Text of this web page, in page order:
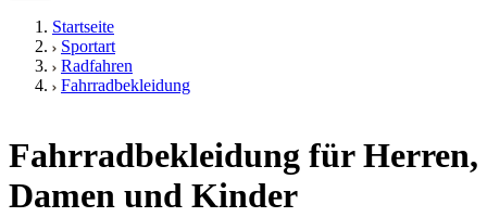
Startseite
Sportart
Radfahren
Fahrradbekleidung
Fahrradbekleidung für Herren,
Damen und Kinder